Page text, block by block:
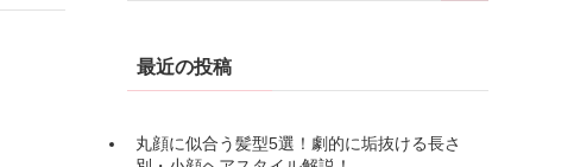
最近の投稿
丸顔に似合う髪型5選！劇的に垢抜ける長さ